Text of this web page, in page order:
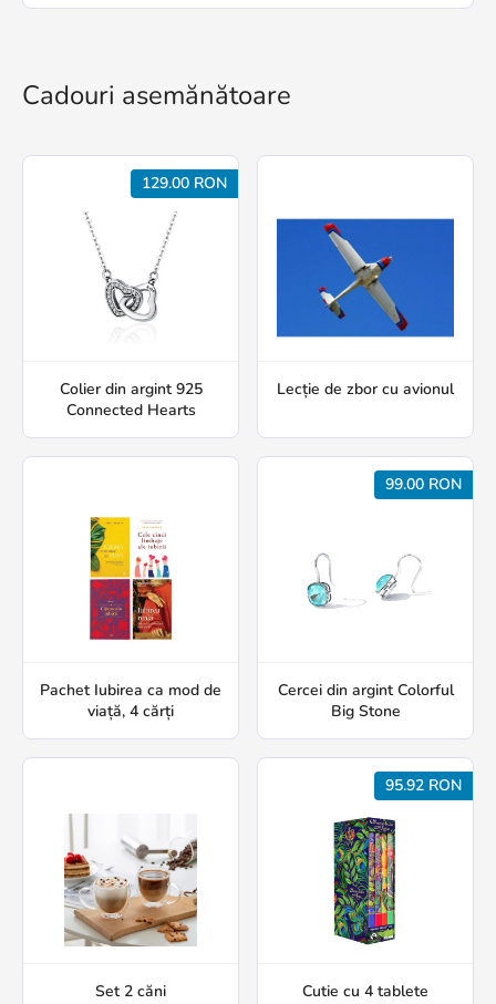
Cadouri asemănătoare
129.00 RON
Colier din argint 925
Connected Hearts
Lecție de zbor cu avionul
Pachet Iubirea ca mod de
viață, 4 cărți
99.00 RON
Cercei din argint Colorful
Big Stone
Set 2 căni
95.92 RON
Cutie cu 4 tablete